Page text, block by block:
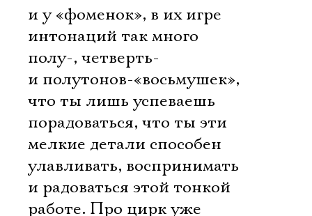
и у «фоменок», в их игре
интонаций так много
полу-, четверть-
и полутонов-«восьмушек»,
что ты лишь успеваешь
порадоваться, что ты эти
мелкие детали способен
улавливать, воспринимать
и радоваться этой тонкой
работе. Про цирк уже